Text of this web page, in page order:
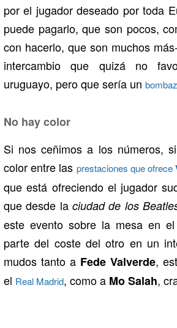
por el jugador deseado por toda
puede pagarlo, que son pocos,
con hacerlo, que son muchos
intercambio que quizá no
uruguayo, pero que sería un
No hay color
Si nos ceñimos a los números,
color entre las prestaciones que ofrece
que está ofreciendo el jugador
que desde la ciudad de los
este evento sobre la mesa en
parte del coste del otro en un
mudos tanto a Fede Valverde,
el Real Madrid, como a Mo Salah,